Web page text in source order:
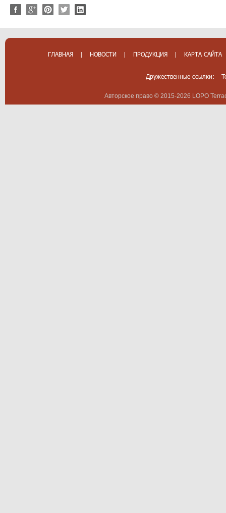
ГЛАВНАЯ | НОВОСТИ | ПРОДУКЦИЯ | КАРТА САЙТА
Дружественные ссылки:
Авторское право © 2015-2026 LOPO